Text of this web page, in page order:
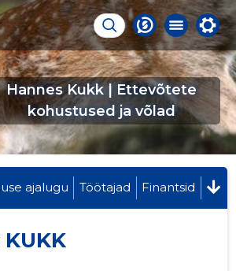
Hannes Kukk | Ettevõtete
kohustused ja võlad
ajalugu Töötajad Finantsid
KUKK